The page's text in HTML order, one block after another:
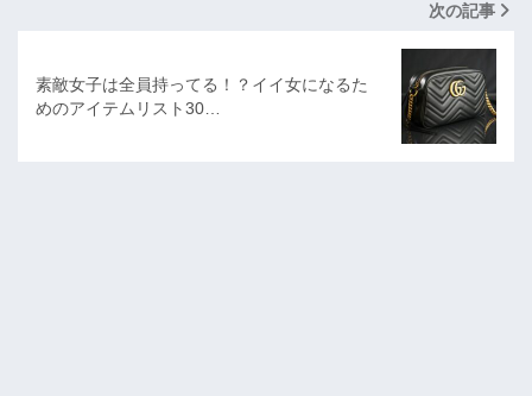
次の記事
素敵女子は全員持ってる！？イイ女になるた
めのアイテムリスト30…